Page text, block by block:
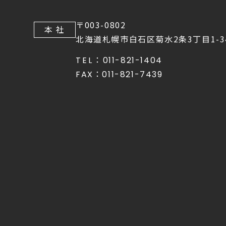
本 社
〒003-0802
北海道札幌市白石区菊水2条3丁目1-
TEL： 011-821-1404
FAX：011-821-7439